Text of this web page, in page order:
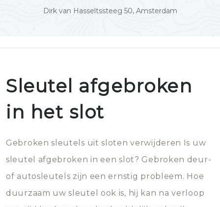
Dirk van Hasseltssteeg 50, Amsterdam
Sleutel afgebroken
in het slot
Gebroken sleutels uit sloten verwijderen Is uw
sleutel afgebroken in een slot? Gebroken deur-
of autosleutels zijn een ernstig probleem. Hoe
duurzaam uw sleutel ook is, hij kan na verloop